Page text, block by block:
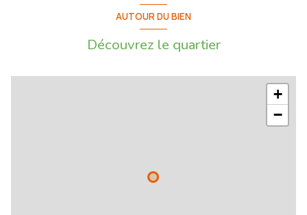
AUTOUR DU BIEN
Découvrez le quartier
+
−